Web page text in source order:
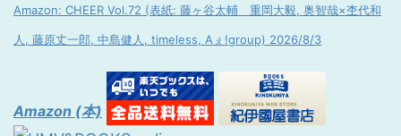
Amazon: CHEER Vol.72 (表紙: 藤ヶ谷太輔 重岡大毅, 奥智哉×杢代和
人, 藤原丈一郎, 中島健人, timeless, Aぇ!group) 2026/8/3
Amazon (本)